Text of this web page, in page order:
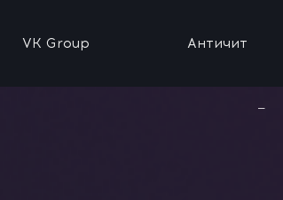
VK Group Античит
−